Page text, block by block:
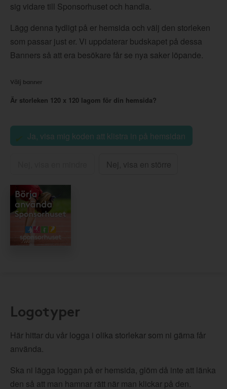
sig vidare till Sponsorhuset och handla.
Lägg denna tydligt på er hemsida och välj den storleken
som passar just er. Vi uppdaterar budskapet på dessa
Banners så att era besökare får se nya saker löpande.
Välj banner
Är storleken 120 x 120 lagom för din hemsida?
Ja, visa mig koden att klistra in på hemsidan
Nej, visa en större
Logotyper
Här hittar du vår logga i olika storlekar som ni gärna får
använda.
Ska ni lägga loggan på er hemsida, glöm då inte att länka
den så att man hamnar rätt när man klickar på den.